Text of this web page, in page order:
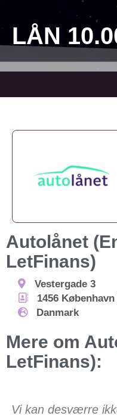
LÅN
Autolånet
LetFinans)
Vestergade 3
1456 København
Danmark
Mere om
LetFinans):
Vi kan desværre